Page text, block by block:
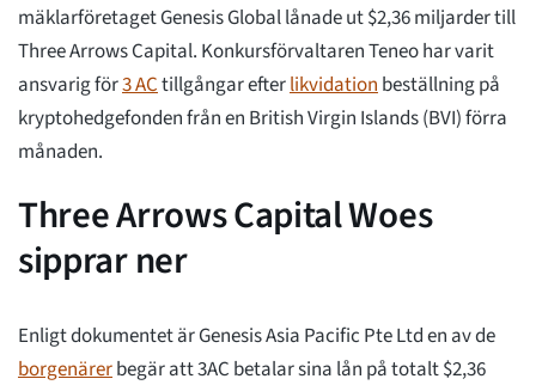
mäklarföretaget Genesis Global lånade ut $2,36 miljarder till
Three Arrows Capital. Konkursförvaltaren Teneo har varit
ansvarig för3 ACtillgångar efterlikvidation beställning på
kryptohedgefonden från en British Virgin Islands (BVI) förra
månaden.
Three Arrows Capital Woes
sipprar ner
Enligt dokumentet är Genesis Asia Pacific Pte Ltd en av de
borgenärerbegär att 3AC betalar sina lån på totalt $2,36